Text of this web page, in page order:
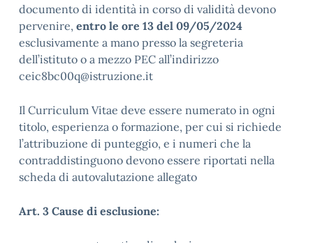
documento di identità in corso di validità devono
pervenire, entro le ore 13 del 09/05/2024
esclusivamente a mano presso la segreteria
dell’istituto o a mezzo PEC all’indirizzo
ceic8bc00q@istruzione.it
Il Curriculum Vitae deve essere numerato in ogni
titolo, esperienza o formazione, per cui si richiede
l’attribuzione di punteggio, e i numeri che la
contraddistinguono devono essere riportati nella
scheda di autovalutazione allegato
Art. 3 Cause di esclusione: